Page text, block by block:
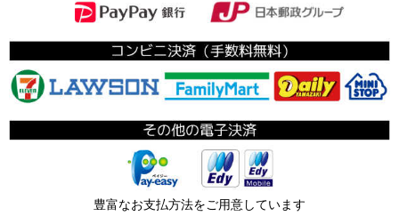
豊富なお支払方法をご用意しています